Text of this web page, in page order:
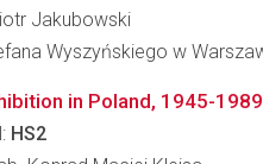
Jakubowski
Wyszyńskiego w
in Poland, 1945-
HS2